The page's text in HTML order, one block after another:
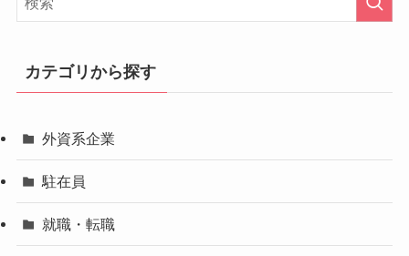
カテゴリから探す
外資系企業
駐在員
就職・転職